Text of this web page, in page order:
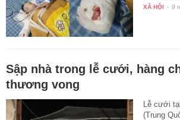
trong…
XÃ HỘI - 9
Sập nhà trong lễ cưới, hàng
thương vong
Lễ cưới
(Trung